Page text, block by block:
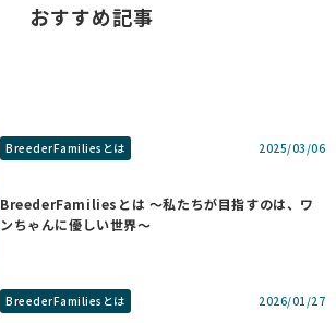
おすすめ記事
BreederFamiliesとは 2025/03/06
BreederFamiliesとは 〜私たちが目指すのは、ワ
ンちゃんに優しい世界〜
BreederFamiliesとは 2026/01/27